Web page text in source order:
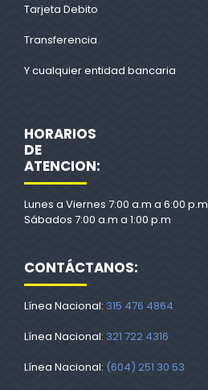
Tarjeta Debito
Transferencia
Y cualquier entidad bancaria
HORARIOS
DE
ATENCION:
Lunes a Viernes 7:00 a.m a 6:00 p.m
Sábados 7:00 a.m a 1:00 p.m
CONTÁCTANOS:
Línea Nacional: 315 476 4864
Línea Nacional: 321 722 4316
Línea Nacional: (604) 251 30 53